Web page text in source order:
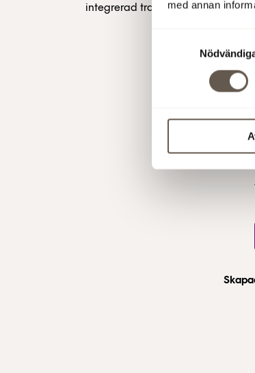
med annan
integrerad trappa kopplar via en
Läs mer om Kv Poolen